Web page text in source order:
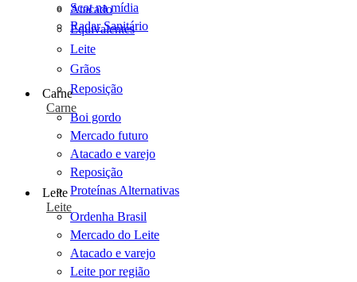
Scot na mídia
Radar Sanitário
Atacado
Equivalentes
Leite
Grãos
Reposição
Carne
Carne
Boi gordo
Mercado futuro
Atacado e varejo
Reposição
Proteínas Alternativas
Leite
Leite
Ordenha Brasil
Mercado do Leite
Atacado e varejo
Leite por região